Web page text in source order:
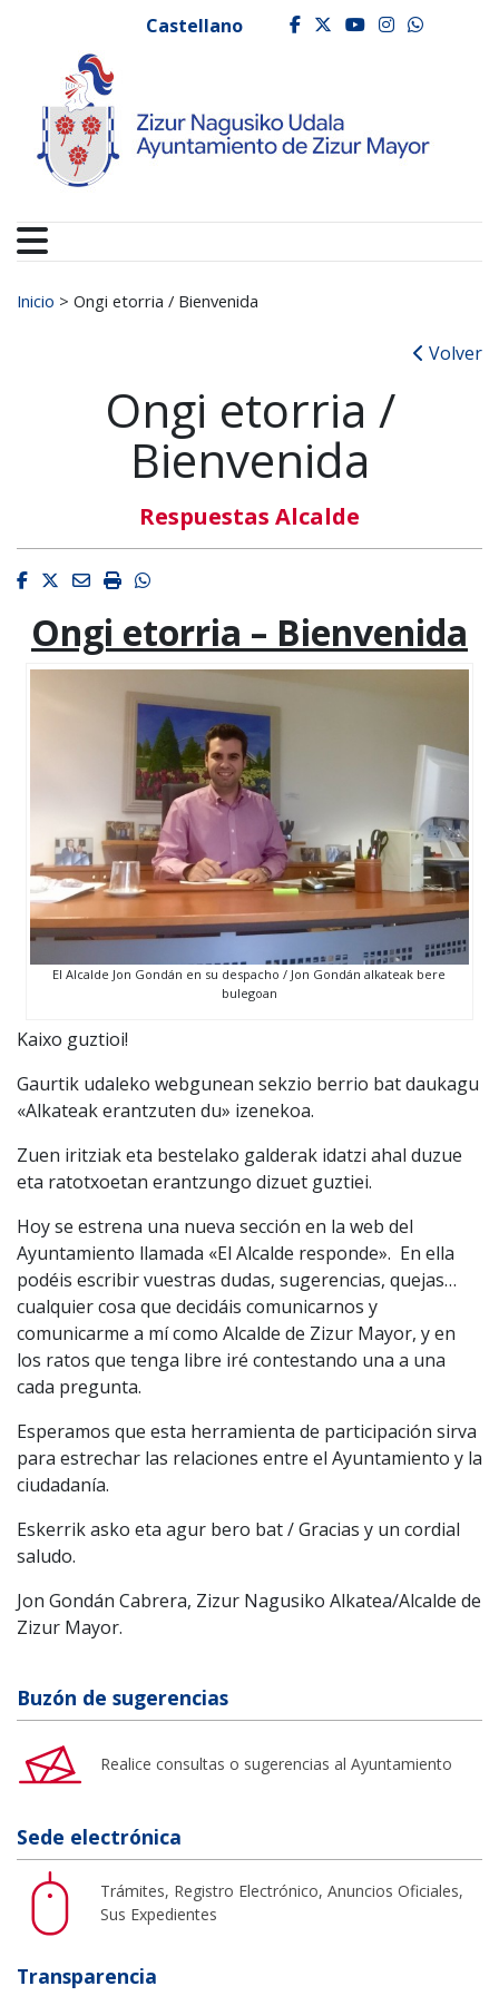
Ayuntamiento de
Castellano facebook
twitter
youtube
Buscar:
Inicio > Ongi etorria / Bienvenida
Volver
Ongi etorria /
Bienvenida
Respuestas Alcalde
Facebook
Twitter
EmailImprimirWhatsapp
Ongi etorria – Bienvenida
El Alcalde Jon Gondán en su despacho / Jon Gondán alkateak bere
bulegoan
Kaixo guztioi!
Gaurtik udaleko webgunean sekzio berrio bat daukagu
«Alkateak erantzuten du» izenekoa.
Zuen iritziak eta bestelako galderak idatzi ahal duzue
eta ratotxoetan erantzungo dizuet guztiei.
Hoy se estrena una nueva sección en la web del
Ayuntamiento llamada «El Alcalde responde». En ella
podéis escribir vuestras dudas, sugerencias, quejas…
cualquier cosa que decidáis comunicarnos y
comunicarme a mí como Alcalde de Zizur Mayor, y en
los ratos que tenga libre iré contestando una a una
cada pregunta.
Esperamos que esta herramienta de participación sirva
para estrechar las relaciones entre el Ayuntamiento y la
ciudadanía.
Eskerrik asko eta agur bero bat / Gracias y un cordial
saludo.
Jon Gondán Cabrera, Zizur Nagusiko Alkatea/Alcalde de
Zizur Mayor.
Buzón de sugerencias
Realice consultas o sugerencias al Ayuntamiento
Sede electrónica
Trámites, Registro Electrónico, Anuncios Oficiales,
Sus Expedientes
Transparencia